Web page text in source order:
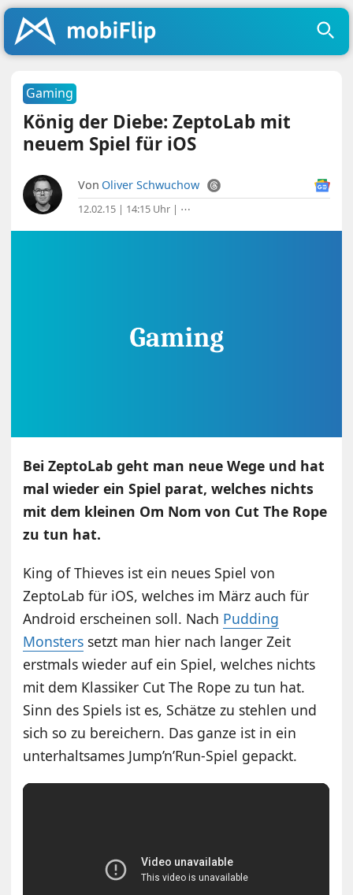
Gaming
König der Diebe: ZeptoLab mit
neuem Spiel für iOS
Von Oliver Schwuchow
12.02.15 | 14:15 Uhr | ⋯
Bei ZeptoLab geht man neue Wege und hat
mal wieder ein Spiel parat, welches nichts
mit dem kleinen Om Nom von Cut The Rope
zu tun hat.
King of Thieves ist ein neues Spiel von
ZeptoLab für iOS, welches im März auch für
Android erscheinen soll. Nach Pudding
Monsters setzt man hier nach langer Zeit
erstmals wieder auf ein Spiel, welches nichts
mit dem Klassiker Cut The Rope zu tun hat.
Sinn des Spiels ist es, Schätze zu stehlen und
sich so zu bereichern. Das ganze ist in ein
unterhaltsames Jump’n’Run-Spiel gepackt.